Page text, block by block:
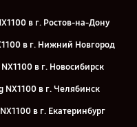
в г. Ростов-на-Дону
в г. Нижний Новгород
в г. Новосибирск
NX1100 в г. Челябинск
в г. Екатеринбург